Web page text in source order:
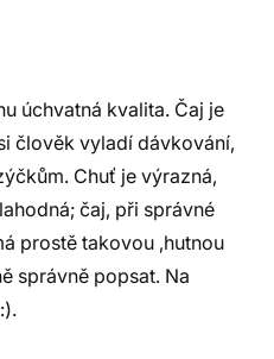
úchvatná kvalita. Čaj je
člověk vyladí dávkování,
Chuť je výrazná,
čaj, při správné
prostě takovou ,hutnou
správně popsat. Na